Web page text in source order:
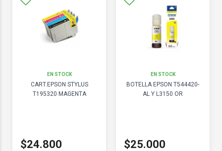
EN STOCK
CART.EPSON STYLUS
T195320 MAGENTA
$24.800
EN STOCK
BOTELLA EPSON T544420-
AL Y L3150 OR
$25.000